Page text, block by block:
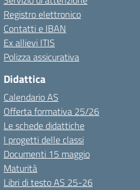
Registro elettronico
Contatti e IBAN
Ex allievi ITIS
Polizza assicurativa
Didattica
Calendario AS
Offerta formativa 25/26
Le schede didattiche
I progetti delle classi
Documenti 15 maggio
Maturità
Libri di testo AS 25-26